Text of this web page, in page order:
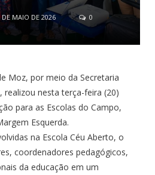
DE MAIO DE 2026
0
Moz, por meio da Secretaria
realizou nesta terça-feira (20)
para as Escolas do Campo,
Esquerda.
na Escola Céu Aberto, o
coordenadores pedagógicos,
da educação em um